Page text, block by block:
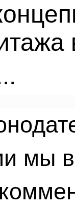
мы